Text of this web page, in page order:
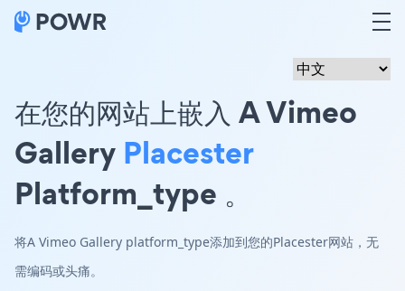
在您的网站上嵌入 A Vimeo
Gallery Placester
Platform_type 。
将A Vimeo Gallery platform_type添加到您的Placester网站，无
需编码或头痛。